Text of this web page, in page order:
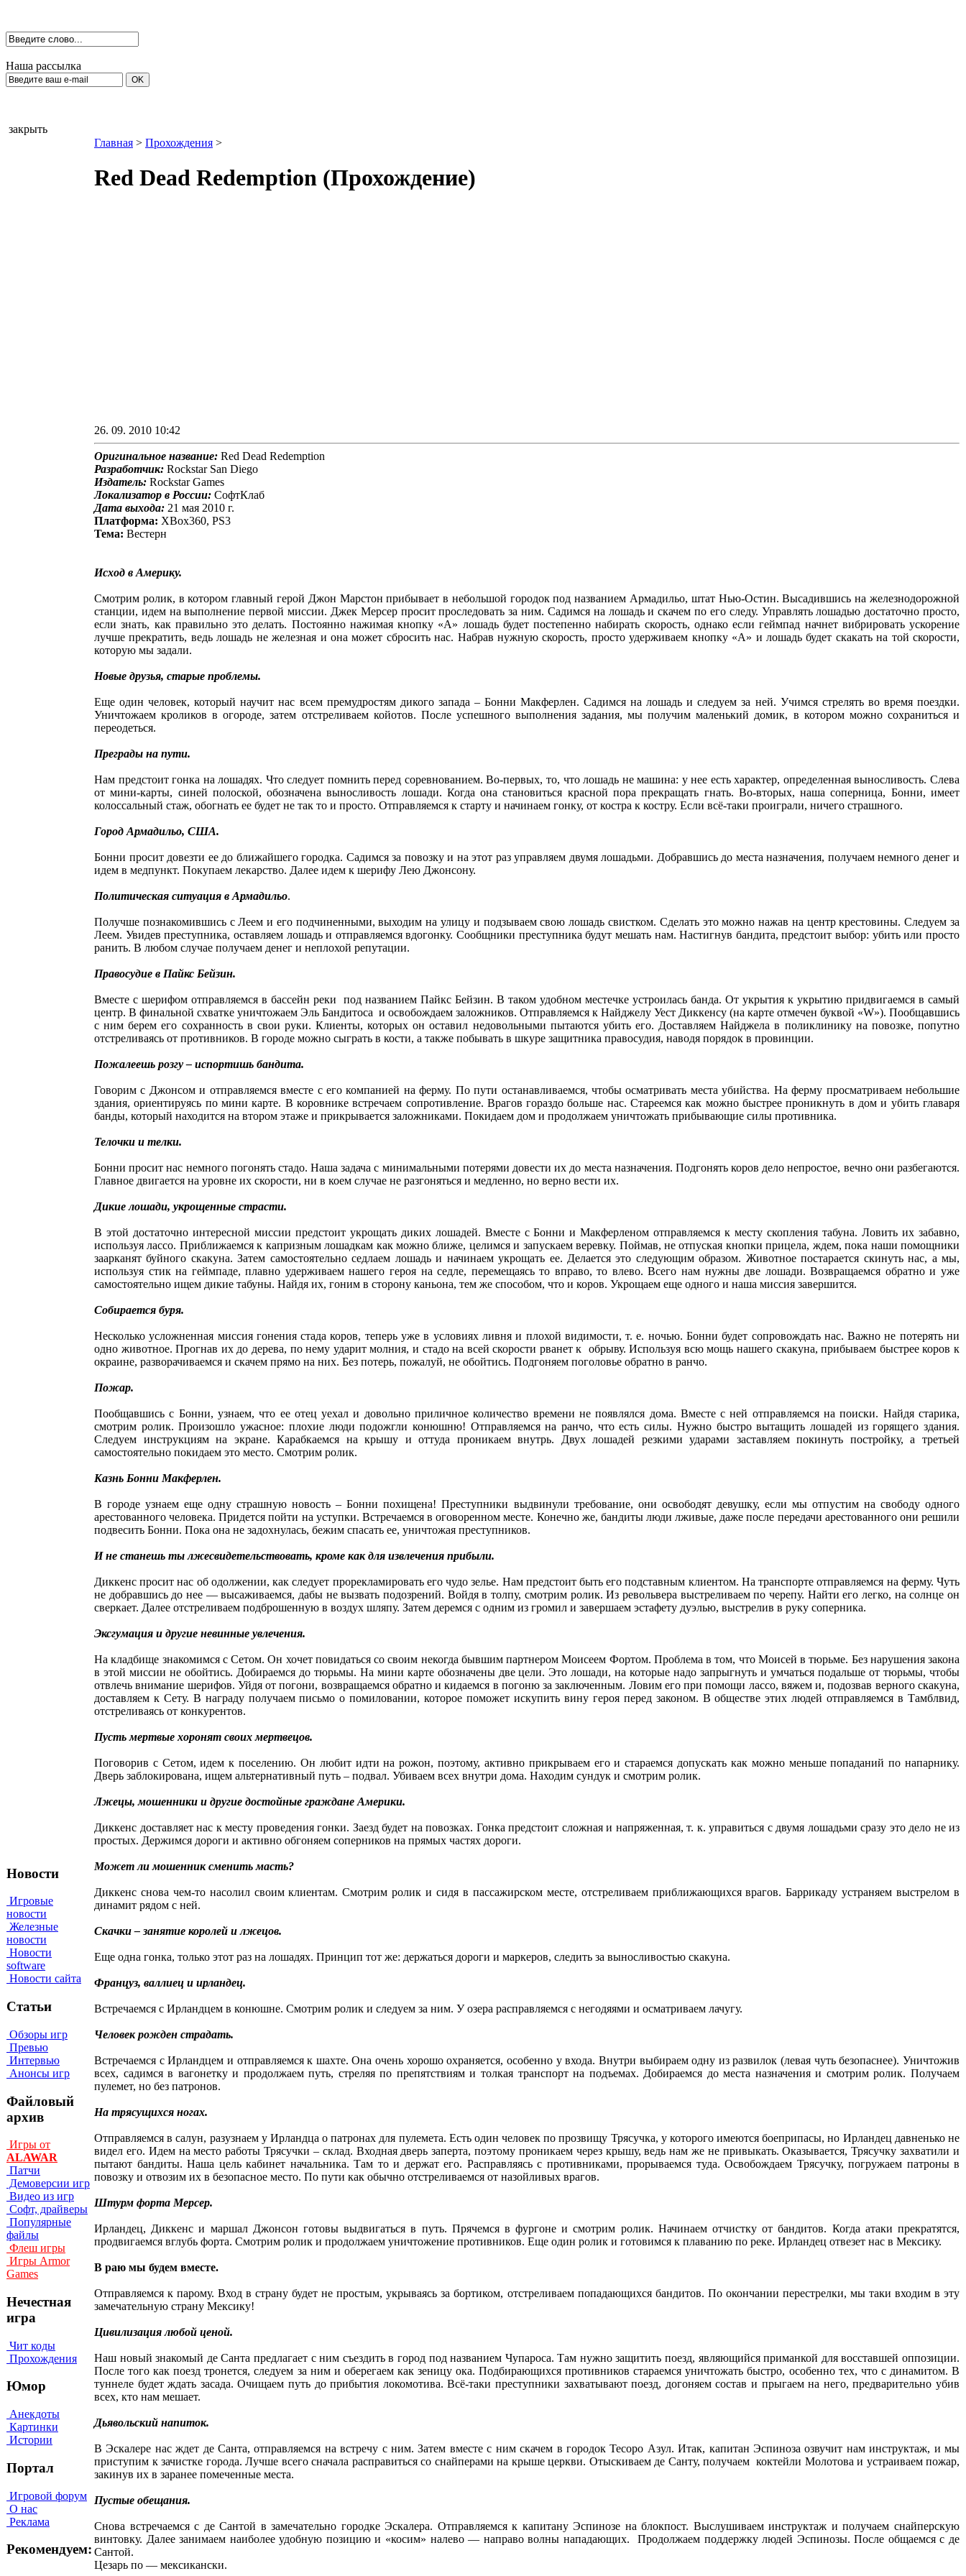
Наша рассылка
закрыть
Новости
Игровые
новости
Железные
новости
Новости
software
Новости сайта
Статьи
Обзоры игр
Превью
Интервью
Анонсы игр
Файловый
архив
Игры от
ALAWAR
Патчи
Демоверсии игр
Видео из игр
Софт, драйверы
Популярные
файлы
Флеш игры
Игры Armor
Games
Нечестная
игра
Чит коды
Прохождения
Юмор
Анекдоты
Картинки
Истории
Портал
Игровой форум
О нас
Реклама
Рекомендуем:
Главная > Прохождения >
Red Dead Redemption (Прохождение)
26. 09. 2010 10:42
Оригинальное название: Red Dead Redemption
Разработчик: Rockstar San Diego
Издатель: Rockstar Games
Локализатор в России: СофтКлаб
Дата выхода: 21 мая 2010 г.
Платформа: XBox360, PS3
Тема: Вестерн
Исход в Америку.
Смотрим ролик, в котором главный герой Джон Марстон прибывает в небольшой городок под названием Армадильо, штат Нью-Остин. Высадившись на железнодорожной
станции, идем на выполнение первой миссии. Джек Мерсер просит проследовать за ним. Садимся на лошадь и скачем по его следу. Управлять лошадью достаточно просто,
если знать, как правильно это делать. Постоянно нажимая кнопку «А» лошадь будет постепенно набирать скорость, однако если геймпад начнет вибрировать ускорение
лучше прекратить, ведь лошадь не железная и она может сбросить нас. Набрав нужную скорость, просто удерживаем кнопку «А» и лошадь будет скакать на той скорости,
которую мы задали.
Новые друзья, старые проблемы.
Еще один человек, который научит нас всем премудростям дикого запада – Бонни Макферлен. Садимся на лошадь и следуем за ней. Учимся стрелять во время поездки.
Уничтожаем кроликов в огороде, затем отстреливаем койотов. После успешного выполнения задания, мы получим маленький домик, в котором можно сохраниться и
переодеться.
Преграды на пути.
Нам предстоит гонка на лошадях. Что следует помнить перед соревнованием. Во-первых, то, что лошадь не машина: у нее есть характер, определенная выносливость. Слева
от мини-карты, синей полоской, обозначена выносливость лошади. Когда она становиться красной пора прекращать гнать. Во-вторых, наша соперница, Бонни, имеет
колоссальный стаж, обогнать ее будет не так то и просто. Отправляемся к старту и начинаем гонку, от костра к костру. Если всё-таки проиграли, ничего страшного.
Город Армадильо, США.
Бонни просит довезти ее до ближайшего городка. Садимся за повозку и на этот раз управляем двумя лошадьми. Добравшись до места назначения, получаем немного денег и
идем в медпункт. Покупаем лекарство. Далее идем к шерифу Лею Джонсону.
Политическая ситуация в Армадильо.
Получше познакомившись с Леем и его подчиненными, выходим на улицу и подзываем свою лошадь свистком. Сделать это можно нажав на центр крестовины. Следуем за
Леем. Увидев преступника, оставляем лошадь и отправляемся вдогонку. Сообщники преступника будут мешать нам. Настигнув бандита, предстоит выбор: убить или просто
ранить. В любом случае получаем денег и неплохой репутации.
Правосудие в Пайкс Бейзин.
Вместе с шерифом отправляемся в бассейн реки под названием Пайкс Бейзин. В таком удобном местечке устроилась банда. От укрытия к укрытию придвигаемся в самый
центр. В финальной схватке уничтожаем Эль Бандитоса и освобождаем заложников. Отправляемся к Найджелу Уест Диккенсу (на карте отмечен буквой «W»). Пообщавшись
с ним берем его сохранность в свои руки. Клиенты, которых он оставил недовольными пытаются убить его. Доставляем Найджела в поликлинику на повозке, попутно
отстреливаясь от противников. В городе можно сыграть в кости, а также побывать в шкуре защитника правосудия, наводя порядок в провинции.
Пожалеешь розгу – испортишь бандита.
Говорим с Джонсом и отправляемся вместе с его компанией на ферму. По пути останавливаемся, чтобы осматривать места убийства. На ферму просматриваем небольшие
здания, ориентируясь по мини карте. В коровнике встречаем сопротивление. Врагов гораздо больше нас. Стареемся как можно быстрее проникнуть в дом и убить главаря
банды, который находится на втором этаже и прикрывается заложниками. Покидаем дом и продолжаем уничтожать прибывающие силы противника.
Телочки и телки.
Бонни просит нас немного погонять стадо. Наша задача с минимальными потерями довести их до места назначения. Подгонять коров дело непростое, вечно они разбегаются.
Главное двигается на уровне их скорости, ни в коем случае не разгоняться и медленно, но верно вести их.
Дикие лошади, укрощенные страсти.
В этой достаточно интересной миссии предстоит укрощать диких лошадей. Вместе с Бонни и Макферленом отправляемся к месту скопления табуна. Ловить их забавно,
используя лассо. Приближаемся к капризным лошадкам как можно ближе, целимся и запускаем веревку. Поймав, не отпуская кнопки прицела, ждем, пока наши помощники
заарканят буйного скакуна. Затем самостоятельно седлаем лошадь и начинаем укрощать ее. Делается это следующим образом. Животное постарается скинуть нас, а мы,
используя стик на геймпаде, плавно удерживаем нашего героя на седле, перемещаясь то вправо, то влево. Всего нам нужны две лошади. Возвращаемся обратно и уже
самостоятельно ищем дикие табуны. Найдя их, гоним в сторону каньона, тем же способом, что и коров. Укрощаем еще одного и наша миссия завершится.
Собирается буря.
Несколько усложненная миссия гонения стада коров, теперь уже в условиях ливня и плохой видимости, т. е. ночью. Бонни будет сопровождать нас. Важно не потерять ни
одно животное. Прогнав их до дерева, по нему ударит молния, и стадо на всей скорости рванет к обрыву. Используя всю мощь нашего скакуна, прибываем быстрее коров к
окраине, разворачиваемся и скачем прямо на них. Без потерь, пожалуй, не обойтись. Подгоняем поголовье обратно в ранчо.
Пожар.
Пообщавшись с Бонни, узнаем, что ее отец уехал и довольно приличное количество времени не появлялся дома. Вместе с ней отправляемся на поиски. Найдя старика,
смотрим ролик. Произошло ужасное: плохие люди подожгли конюшню! Отправляемся на ранчо, что есть силы. Нужно быстро вытащить лошадей из горящего здания.
Следуем инструкциям на экране. Карабкаемся на крышу и оттуда проникаем внутрь. Двух лошадей резкими ударами заставляем покинуть постройку, а третьей
самостоятельно покидаем это место. Смотрим ролик.
Казнь Бонни Макферлен.
В городе узнаем еще одну страшную новость – Бонни похищена! Преступники выдвинули требование, они освободят девушку, если мы отпустим на свободу одного
арестованного человека. Придется пойти на уступки. Встречаемся в оговоренном месте. Конечно же, бандиты люди лживые, даже после передачи арестованного они решили
подвесить Бонни. Пока она не задохнулась, бежим спасать ее, уничтожая преступников.
И не станешь ты лжесвидетельствовать, кроме как для извлечения прибыли.
Диккенс просит нас об одолжении, как следует прорекламировать его чудо зелье. Нам предстоит быть его подставным клиентом. На транспорте отправляемся на ферму. Чуть
не добравшись до нее — высаживаемся, дабы не вызвать подозрений. Войдя в толпу, смотрим ролик. Из револьвера выстреливаем по черепу. Найти его легко, на солнце он
сверкает. Далее отстреливаем подброшенную в воздух шляпу. Затем деремся с одним из громил и завершаем эстафету дуэлью, выстрелив в руку соперника.
Эксгумация и другие невинные увлечения.
На кладбище знакомимся с Сетом. Он хочет повидаться со своим некогда бывшим партнером Моисеем Фортом. Проблема в том, что Моисей в тюрьме. Без нарушения закона
в этой миссии не обойтись. Добираемся до тюрьмы. На мини карте обозначены две цели. Это лошади, на которые надо запрыгнуть и умчаться подальше от тюрьмы, чтобы
отвлечь внимание шерифов. Уйдя от погони, возвращаемся обратно и кидаемся в погоню за заключенным. Ловим его при помощи лассо, вяжем и, подозвав верного скакуна,
доставляем к Сету. В награду получаем письмо о помиловании, которое поможет искупить вину героя перед законом. В обществе этих людей отправляемся в Тамблвид,
отстреливаясь от конкурентов.
Пусть мертвые хоронят своих мертвецов.
Поговорив с Сетом, идем к поселению. Он любит идти на рожон, поэтому, активно прикрываем его и стараемся допускать как можно меньше попаданий по напарнику.
Дверь заблокирована, ищем альтернативный путь – подвал. Убиваем всех внутри дома. Находим сундук и смотрим ролик.
Лжецы, мошенники и другие достойные граждане Америки.
Диккенс доставляет нас к месту проведения гонки. Заезд будет на повозках. Гонка предстоит сложная и напряженная, т. к. управиться с двумя лошадьми сразу это дело не из
простых. Держимся дороги и активно обгоняем соперников на прямых частях дороги.
Может ли мошенник сменить масть?
Диккенс снова чем-то насолил своим клиентам. Смотрим ролик и сидя в пассажирском месте, отстреливаем приближающихся врагов. Баррикаду устраняем выстрелом в
динамит рядом с ней.
Скачки – занятие королей и лжецов.
Еще одна гонка, только этот раз на лошадях. Принцип тот же: держаться дороги и маркеров, следить за выносливостью скакуна.
Француз, валлиец и ирландец.
Встречаемся с Ирландцем в конюшне. Смотрим ролик и следуем за ним. У озера расправляемся с негодяями и осматриваем лачугу.
Человек рожден страдать.
Встречаемся с Ирландцем и отправляемся к шахте. Она очень хорошо охраняется, особенно у входа. Внутри выбираем одну из развилок (левая чуть безопаснее). Уничтожив
всех, садимся в вагонетку и продолжаем путь, стреляя по препятствиям и толкая транспорт на подъемах. Добираемся до места назначения и смотрим ролик. Получаем
пулемет, но без патронов.
На трясущихся ногах.
Отправляемся в салун, разузнаем у Ирландца о патронах для пулемета. Есть один человек по прозвищу Трясучка, у которого имеются боеприпасы, но Ирландец давненько не
видел его. Идем на место работы Трясучки – склад. Входная дверь заперта, поэтому проникаем через крышу, ведь нам же не привыкать. Оказывается, Трясучку захватили и
пытают бандиты. Наша цель кабинет начальника. Там то и держат его. Расправляясь с противниками, прорываемся туда. Освобождаем Трясучку, погружаем патроны в
повозку и отвозим их в безопасное место. По пути как обычно отстреливаемся от назойливых врагов.
Штурм форта Мерсер.
Ирландец, Диккенс и маршал Джонсон готовы выдвигаться в путь. Прячемся в фургоне и смотрим ролик. Начинаем отчистку от бандитов. Когда атаки прекратятся,
продвигаемся вглубь форта. Смотрим ролик и продолжаем уничтожение противников. Еще один ролик и готовимся к плаванию по реке. Ирландец отвезет нас в Мексику.
В раю мы будем вместе.
Отправляемся к парому. Вход в страну будет не простым, укрываясь за бортиком, отстреливаем попадающихся бандитов. По окончании перестрелки, мы таки входим в эту
замечательную страну Мексику!
Цивилизация любой ценой.
Наш новый знакомый де Санта предлагает с ним съездить в город под названием Чупароса. Там нужно защитить поезд, являющийся приманкой для восставшей оппозиции.
После того как поезд тронется, следуем за ним и оберегаем как зеницу ока. Подбирающихся противников стараемся уничтожать быстро, особенно тех, что с динамитом. В
туннеле будет ждать засада. Очищаем путь до прибытия локомотива. Всё-таки преступники захватывают поезд, догоняем состав и прыгаем на него, предварительно убив
всех, кто нам мешает.
Дьявольский напиток.
В Эскалере нас ждет де Санта, отправляемся на встречу с ним. Затем вместе с ним скачем в городок Тесоро Азул. Итак, капитан Эспиноза озвучит нам инструктаж, и мы
приступим к зачистке города. Лучше всего сначала расправиться со снайперами на крыше церкви. Отыскиваем де Санту, получаем коктейли Молотова и устраиваем пожар,
закинув их в заранее помеченные места.
Пустые обещания.
Снова встречаемся с де Сантой в замечательно городке Эскалера. Отправляемся к капитану Эспинозе на блокпост. Выслушиваем инструктаж и получаем снайперскую
винтовку. Далее занимаем наиболее удобную позицию и «косим» налево — направо волны нападающих. Продолжаем поддержку людей Эспинозы. После общаемся с де
Сантой.
Цезарь по — мексикански.